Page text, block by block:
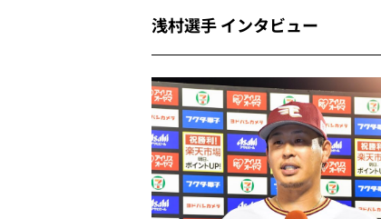
浅村選手 インタビュー